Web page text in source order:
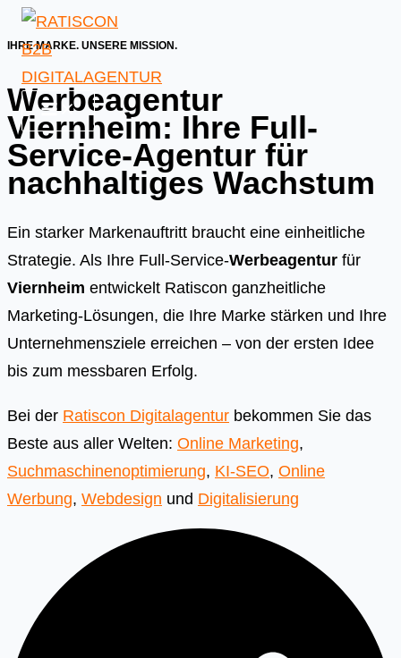
Skip
to
content
IHRE MARKE. UNSERE MISSION.
Werbeagentur
Viernheim: Ihre Full-
Service-Agentur für
nachhaltiges Wachstum
Ein starker Markenauftritt braucht eine einheitliche
Strategie. Als Ihre Full-Service-Werbeagentur für
Viernheim entwickelt Ratiscon ganzheitliche
Marketing-Lösungen, die Ihre Marke stärken und Ihre
Unternehmensziele erreichen – von der ersten Idee
bis zum messbaren Erfolg.
Bei der Ratiscon Digitalagentur bekommen Sie das
Beste aus aller Welten: Online Marketing,
Suchmaschinenoptimierung, KI-SEO, Online
Werbung, Webdesign und Digitalisierung